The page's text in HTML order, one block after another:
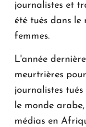
journalistes et
été tués dans le
femmes.
L'année
meurtrières
journalistes
le monde
médias en